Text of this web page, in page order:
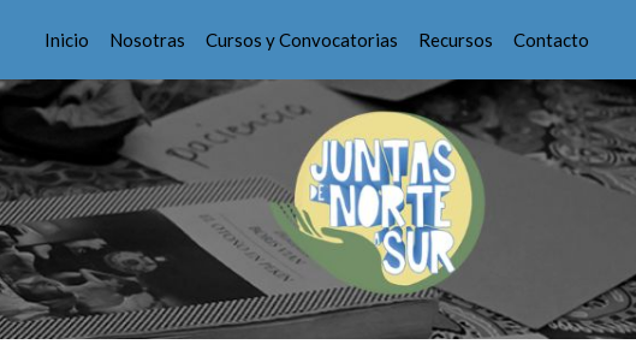
Inicio Nosotras Cursos y Convocatorias Recursos Contacto